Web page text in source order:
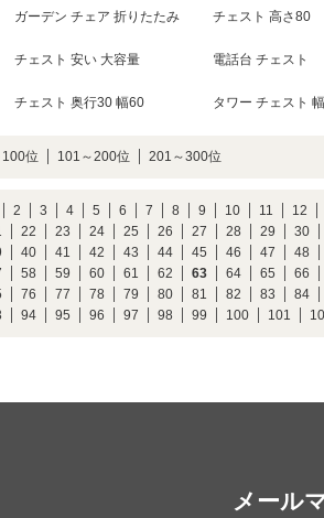
ガーデン チェア 折りたたみ チェスト 高さ80
チェスト 安い 大容量 電話台 チェスト
チェスト 奥行30 幅60 タワー チェスト
100位 101～200位 201～300位
2 3 4 5 6 7 8 9 10 11 12
22 23 24 25 26 27 28 29 30
40 41 42 43 44 45 46 47 48
58 59 60 61 62 63 64 65 66
76 77 78 79 80 81 82 83 84
94 95 96 97 98 99 100 101
メール